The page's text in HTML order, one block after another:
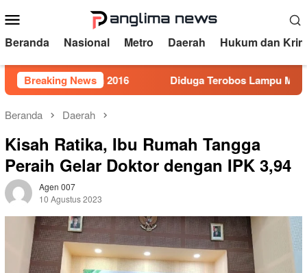
ke
kontenMobile
Beranda Nasional Metro Daerah Hukum dan
Breaking News
5 Tahun 2016 Diduga Terobos Lampu Merah,
Beranda Daerah
Kisah Ratika, Ibu Rumah Tangga
Peraih Gelar Doktor dengan IPK 3,94
Agen 007
10 Agustus 2023